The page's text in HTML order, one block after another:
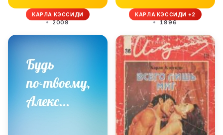
КАРЛА КЭССИДИ
2009
КАРЛА КЭССИДИ +2
1996